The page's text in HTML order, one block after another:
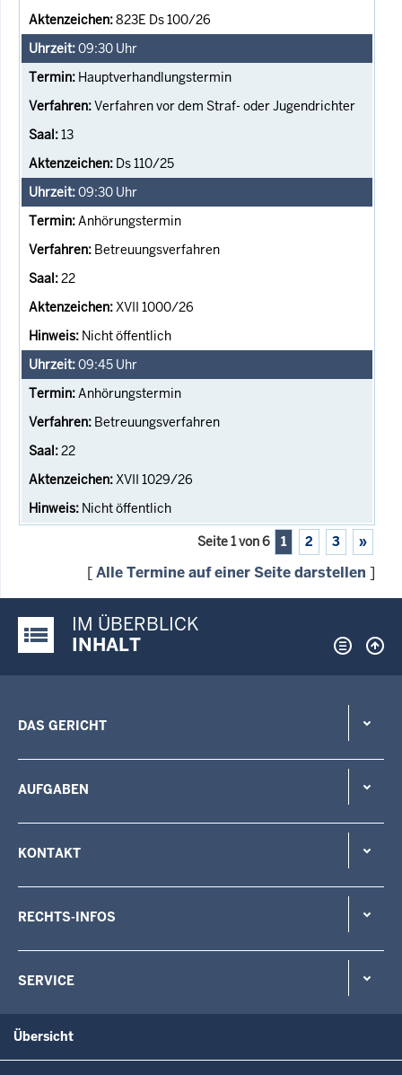
823E Ds 100/26
09:30 Uhr
Hauptverhandlungstermin
Verfahren vor dem Straf- oder Jugendrichter
13
Ds 110/25
09:30 Uhr
Anhörungstermin
Betreuungsverfahren
22
XVII 1000/26
Nicht öffentlich
09:45 Uhr
Anhörungstermin
Betreuungsverfahren
22
XVII 1029/26
Nicht öffentlich
Seite 1 von 6 1 2 3 »
[Alle Termine auf einer Seite darstellen ]
Justiz-Portal im Überblick:
IM ÜBERBLICK
INHALT
DAS GERICHT
AUFGABEN
KONTAKT
RECHTS-INFOS
SERVICE
Übersicht